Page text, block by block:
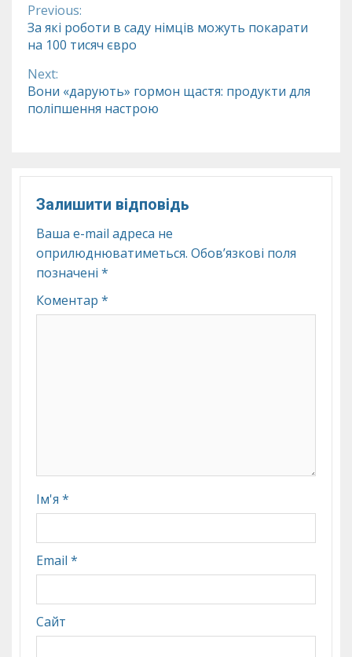
Continue
Reading
Previous:
За які роботи в саду німців можуть покарати
на 100 тисяч євро
Next:
Вони «дарують» гормон щастя: продукти для
поліпшення настрою
Залишити відповідь
Ваша e-mail адреса не
оприлюднюватиметься. Обов’язкові поля
позначені *
Коментар *
Ім'я *
Email *
Сайт